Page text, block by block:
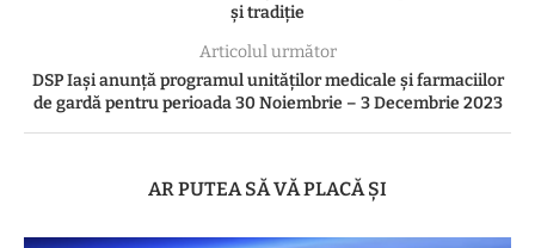
și tradiție
Articolul următor
DSP Iași anunță programul unităților medicale și farmaciilor
de gardă pentru perioada 30 Noiembrie – 3 Decembrie 2023
AR PUTEA SĂ VĂ PLACĂ ȘI